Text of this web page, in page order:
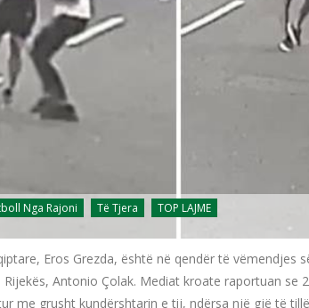
Nga Rajoni Të Tjera TOP LAJME
Eros Grezda, është në qendër të vëmendjes
Antonio Çolak. Mediat kroate raportuan se
me grusht kundërshtarin e tij, ndërsa një gjë të